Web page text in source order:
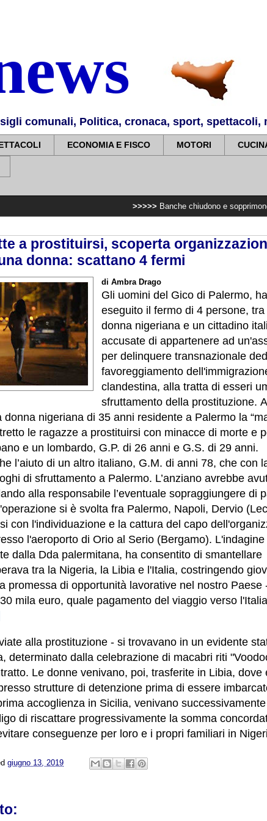
comunali, Politica, cronaca, sport, spettacoli,
ECONOMIA E FISCO MOTORI
Banche chiudono e sopprimono i servizi
a prostituirsi, scoperta
donna: scattano 4 fermi
di Ambra Drago
Gli uomini del Gico di Palermo,
eseguito il fermo di 4 persone,
donna nigeriana e un cittadino
accusate di appartenere ad
per delinquere transnazionale
favoreggiamento
clandestina, alla tratta di esseri
sfruttamento della prostituzione.
donna nigeriana di 35 anni residente a Palermo la
le ragazze a prostituirsi con minacce di morte e
e un lombardo, G.P. di 26 anni e G.S. di 29 anni.
l’aiuto di un altro italiano, G.M. di anni 78, che con
di sfruttamento a Palermo. L’anziano avrebbe
alla responsabile l’eventuale sopraggiungere di
si è svolta fra Palermo, Napoli, Dervio
con l'individuazione e la cattura del capo
l'aeroporto di Orio al Serio (Bergamo).
dalla Dda palermitana, ha consentito di smantellare
tra la Nigeria, la Libia e l'Italia, costringendo
promessa di opportunità lavorative nel nostro Paese
mila euro, quale pagamento del viaggio verso
alla prostituzione - si trovavano in un evidente
determinato dalla celebrazione di macabri riti
Le donne venivano, poi, trasferite in Libia, dove
strutture di detenzione prima di essere
accoglienza in Sicilia, venivano
di riscattare progressivamente la somma
conseguenze per loro e i propri familiari in
giugno 13, 2019